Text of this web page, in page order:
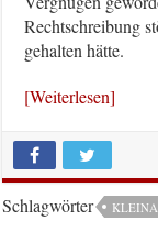
Rechtschreibung
gehalten hätte.
[Weiterlesen]
Schlagwörter